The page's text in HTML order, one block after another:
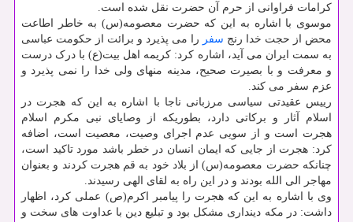
کرامات فراوانی از حرم آن حضرت نقل شده است.
موسوی با اشاره به این که حضرت معصومه(س) به خاطر اطاعت
محض از حجت خدا رنج سفر را می پذیرد و برائت از حکومت عباسی
به سمت ایران می آید، اشاره کرد: کریمه اهل بیت(ع) با درک درست
و معرفت و با بصیرت صحیح، مدینه منهای ولی خدا را نمی پذیرد و
عزم سفر می کند.
رییس عقیدتی سیاسی مرزبانی ناجا با اشاره به این که هجرت در
اسلام آثار و برکاتی دارد، بطوریکه از وصایای نبی مکرم اسلام
هجرت است و از سویی عدم اجرای وصیت، معصیت است، اضافه
کرد: هجرت از جایی که ایمان انسان در خطر باشد مورد تاکید است،
چنانکه حضرت معصومه(س) از بلاد خود به قم هجرت کردند و بعنوان
مهاجر الی الله بودند و در این راه به لقای الهی رسیدند.
وی با اشاره به این که هجرت را پیامبر اکرم(ص) عملی کرد، اظهار
داشت: در مکه دینداری مشکل بود و تبلیع دین با عداوت های سخت و